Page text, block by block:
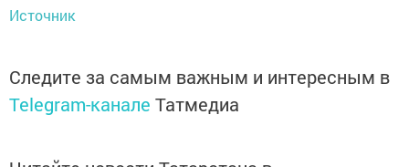
Источник
Следите за самым важным и интересным в
Telegram-канале Татмедиа